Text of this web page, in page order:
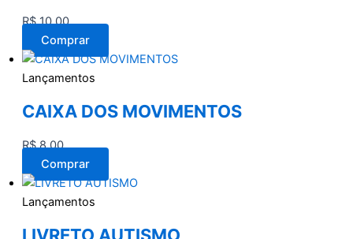
R$10,00
Comprar
Lançamentos
CAIXA DOS MOVIMENTOS
R$8,00
Comprar
Lançamentos
LIVRETO AUTISMO